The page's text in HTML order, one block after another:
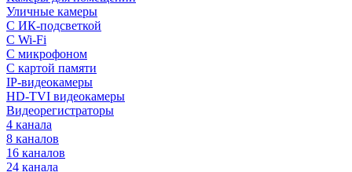
Уличные камеры
С ИК-подсветкой
С Wi-Fi
С микрофоном
С картой памяти
IP-видеокамеры
HD-TVI видеокамеры
Видеорегистраторы
4 канала
8 каналов
16 каналов
24 канала